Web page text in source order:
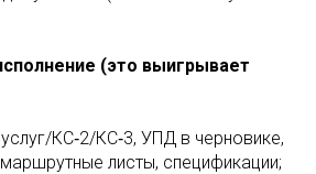
(это выигрывает
КС‑2/КС‑3, УПД в черновике,
листы, спецификации;